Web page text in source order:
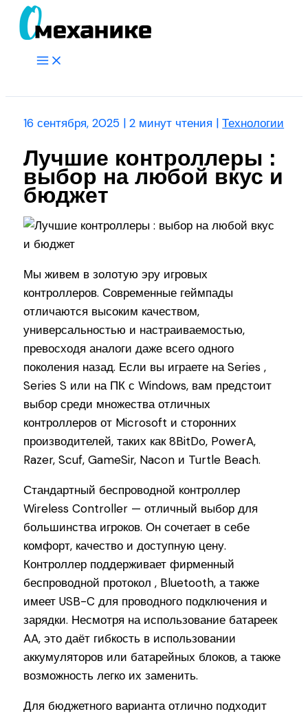
Перейти
Main
16 сентября, 2025 |2 минут чтения |Технологии
Лучшие контроллеры :
выбор на любой вкус и
бюджет
Мы живем в золотую эру игровых
контроллеров. Современные геймпады
отличаются высоким качеством,
универсальностью и настраиваемостью,
превосходя аналоги даже всего одного
поколения назад. Если вы играете на Series ,
Series S или на ПК с Windows, вам предстоит
выбор среди множества отличных
контроллеров от Microsoft и сторонних
производителей, таких как 8BitDo, PowerA,
Razer, Scuf, GameSir, Nacon и Turtle Beach.
Стандартный беспроводной контроллер
Wireless Controller — отличный выбор для
большинства игроков. Он сочетает в себе
комфорт, качество и доступную цену.
Контроллер поддерживает фирменный
беспроводной протокол , Bluetooth, а также
имеет USB-C для проводного подключения и
зарядки. Несмотря на использование батареек
AA, это даёт гибкость в использовании
аккумуляторов или батарейных блоков, а также
возможность легко их заменить.
Для бюджетного варианта отлично подходит